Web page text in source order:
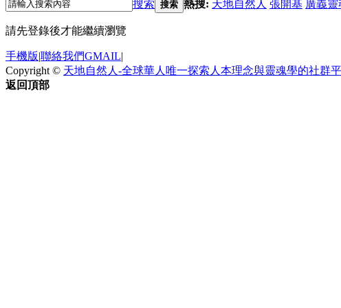
搜索 搜索 熱搜: 天地自然人 張開基 廣義靈
請先登錄後才能繼續瀏覽
手機版|聯絡我們GMAIL|
Copyright © 天地自然人-全球華人唯一探索人本理念與靈魂學的社群
返回頂部